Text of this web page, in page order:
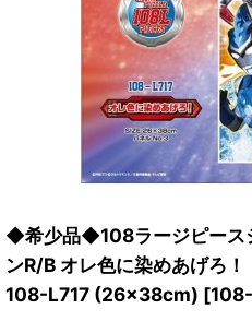
◆希少品◆108ラージピース
ンR/B オレ色に染めあげろ
108-L717 (26×38cm) [